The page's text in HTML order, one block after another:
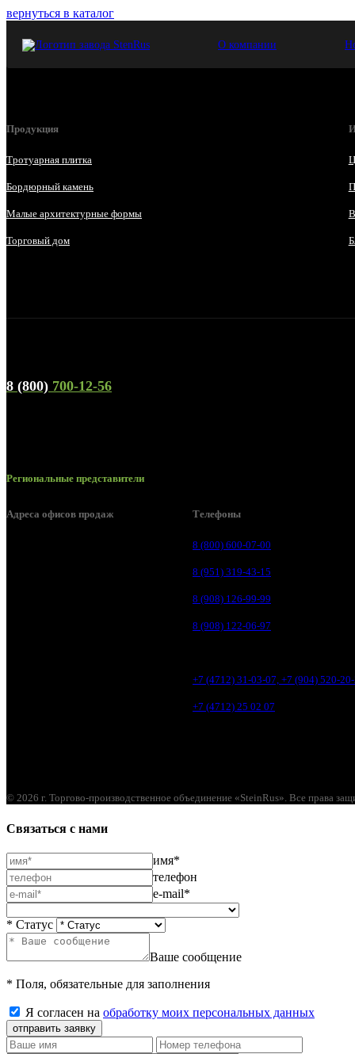
вернуться в каталог
О компании
Продукция
Тротуарная плитка
Бордюрный камень
Малые архитектурные формы
Торговый дом
8 (800) 700-12-56
Региональные представители
Адреса офисов продаж Телефоны
8 (800) 600-07-00
8 (951) 319-43-15
8 (908) 126-99-99
8 (908) 122-06-97
+7 (4712) 31-03-07, +7 (904) 520-
+7 (4712) 25 02 07
© 2026 г. Торгово-производственное объединение «SteinRus». Все права
Связаться с нами
имя*
телефон
e-mail*
* Статус
Ваше сообщение
* Поля, обязательные для заполнения
Я согласен на обработку моих персональных данных
отправить заявку